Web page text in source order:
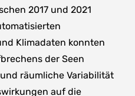
2017 und 2021
Klimadaten konnten
der Seen
räumliche Variabilität
auf die